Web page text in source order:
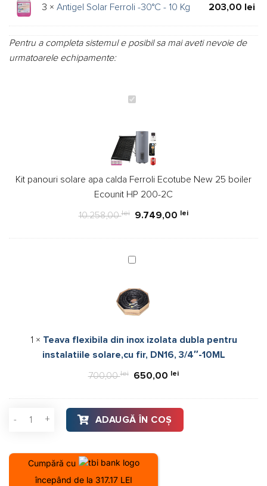
3 × Antigel Solar Ferroli -30°C - 10 Kg 203,00 lei
Pentru a completa sistemul e posibil sa mai aveti nevoie de
urmatoarele echipamente:
Kit
apa
calda
Ferroli
Ecotube
New
25
Ecounit
200-
Kit panouri solare apa calda Ferroli Ecotube New 25 boiler
Ecounit HP 200-2C
10.258,00lei 9.749,00 lei
Teava
din
inox
izolata
pentru
instalatiile
solare,cu
DN16,
3/4″-10ML
1 × Teava flexibila din inox izolata dubla pentru
instalatiile solare,cu fir, DN16, 3/4″-10ML
700,00lei
Prețul
fost:
700,00 lei.
650,00 leiPrețul
Cantitate Kit panouri solare apa calda Ferroli Ecotube New
ADAUGĂ ÎN COȘ
Cumpără cu
începând de la 317.17 LEI